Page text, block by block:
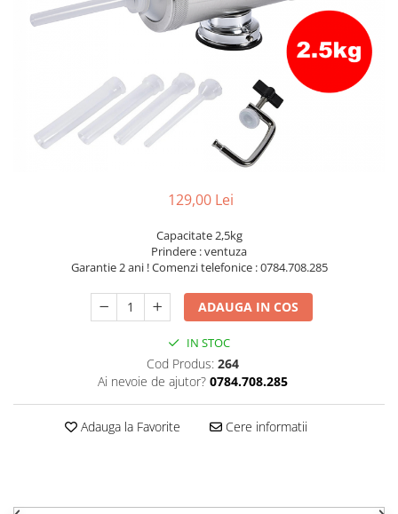
Accesorii Auto
Bormasini cu acumulator
Mini drujbe cu acumulator
Lanterne
Scule electrice si unelte
Aparate de sudura
Pompe si hidrofoare
Storcatoare
Friteuze cu aer cald
Masini de tocat
Decoratiuni Craciun
Articole bucatarie
129,00 Lei
Capacitate 2,5kg
Prindere : ventuza
Garantie 2 ani ! Comenzi telefonice : 0784.708.285
ADAUGA IN COS
IN STOC
Cod Produs: 264
Ai nevoie de ajutor? 0784.708.285
Adauga la Favorite Cere informatii